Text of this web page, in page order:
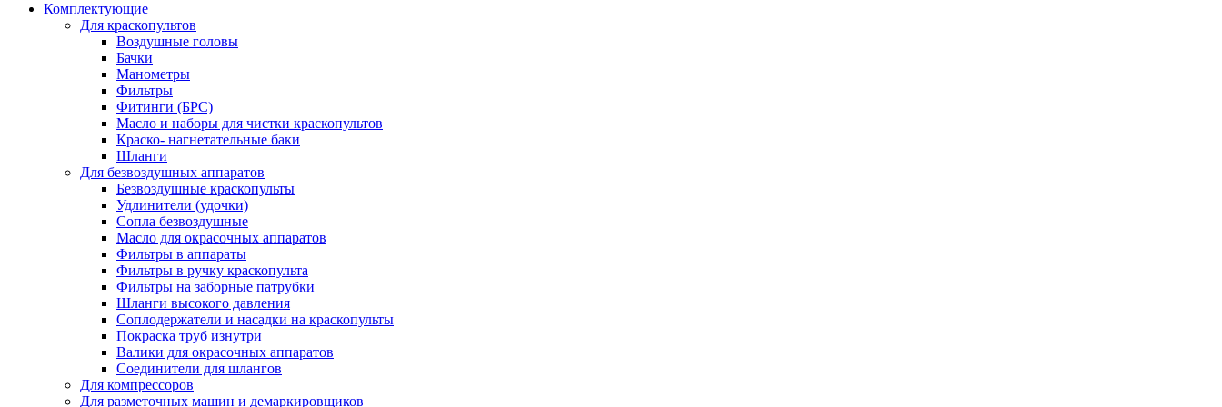
Комплектующие
Для краскопультов
Воздушные головы
Бачки
Манометры
Фильтры
Фитинги (БРС)
Масло и наборы для чистки краскопультов
Краско- нагнетательные баки
Шланги
Для безвоздушных аппаратов
Безвоздушные краскопульты
Удлинители (удочки)
Сопла безвоздушные
Масло для окрасочных аппаратов
Фильтры в аппараты
Фильтры в ручку краскопульта
Фильтры на заборные патрубки
Шланги высокого давления
Соплодержатели и насадки на краскопульты
Покраска труб изнутри
Валики для окрасочных аппаратов
Соединители для шлангов
Для компрессоров
Для разметочных машин и демаркировщиков